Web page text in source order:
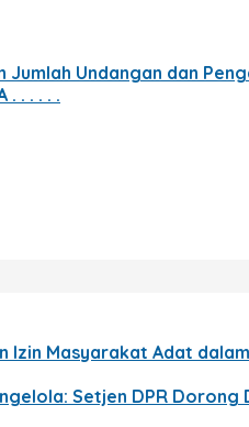
Jumlah Undangan dan
. . . . . .
Izin Masyarakat Adat
Setjen DPR Dorong